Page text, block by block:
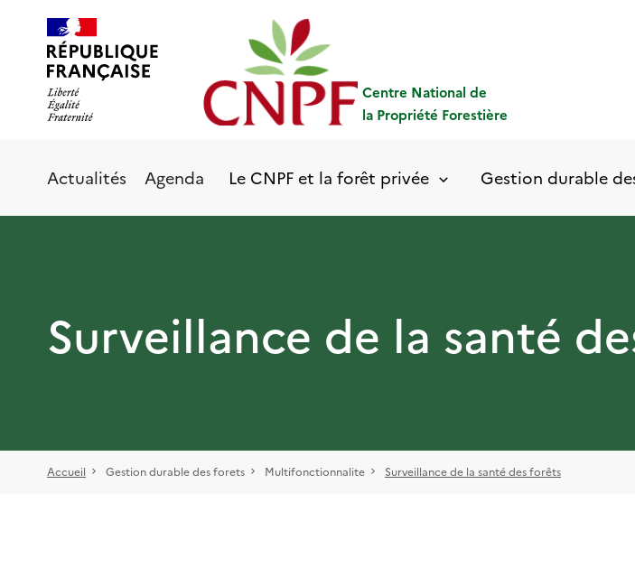
contenu
principal
Centre National de
la Propriété Forestière
Actualités Agenda Le CNPF et la forêt privée Gestion durable
Surveillance de la santé
Accueil Gestion durable des forets Multifonctionnalite Surveillance de la santé des forêts